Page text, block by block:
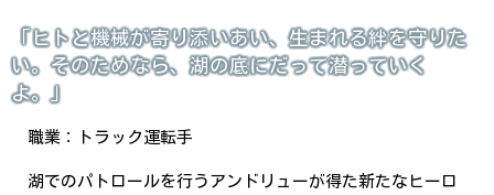
「ヒトと機械が寄り添いあい、生まれる絆を守りた
い。そのためなら、湖の底にだって潜っていく
よ。」
職業：トラック運転手
湖でのパトロールを行うアンドリューが得た新たなヒーロ